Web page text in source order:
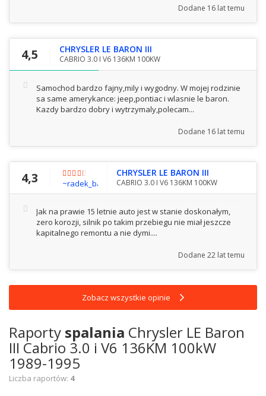
Dodane 16 lat temu
4,5 CHRYSLER LE BARON III
CABRIO 3.0 I V6 136KM 100KW
Samochod bardzo fajny,mily i wygodny. W mojej rodzinie
sa same amerykance: jeep,pontiac i wlasnie le baron.
Kazdy bardzo dobry i wytrzymaly,polecam...
Dodane 16 lat temu
4,3 ~radek_baron3@interia.pl
CHRYSLER LE BARON III
CABRIO 3.0 I V6 136KM 100KW
Jak na prawie 15 letnie auto jest w stanie doskonałym,
zero korozji, silnik po takim przebiegu nie miał jeszcze
kapitalnego remontu a nie dymi....
Dodane 22 lat temu
Zobacz wszystkie opinie
Raporty spalania Chrysler LE Baron
III Cabrio 3.0 i V6 136KM 100kW
1989-1995
Liczba raportów: 4